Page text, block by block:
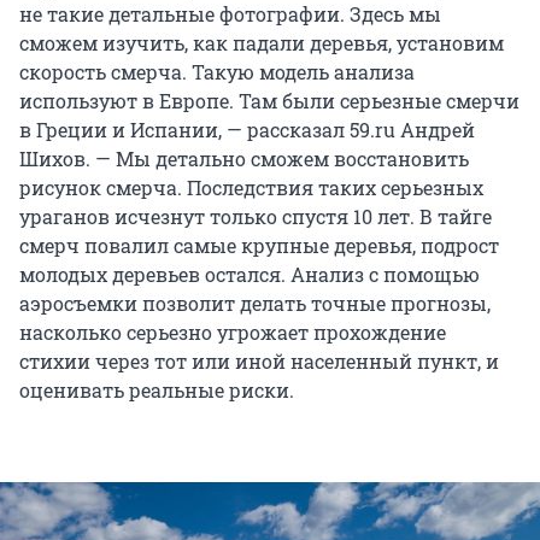
не такие детальные фотографии. Здесь мы
сможем изучить, как падали деревья, установим
скорость смерча. Такую модель анализа
используют в Европе. Там были серьезные смерчи
в Греции и Испании, — рассказал 59.ru Андрей
Шихов. — Мы детально сможем восстановить
рисунок смерча. Последствия таких серьезных
ураганов исчезнут только спустя 10 лет. В тайге
смерч повалил самые крупные деревья, подрост
молодых деревьев остался. Анализ с помощью
аэросъемки позволит делать точные прогнозы,
насколько серьезно угрожает прохождение
стихии через тот или иной населенный пункт, и
оценивать реальные риски.